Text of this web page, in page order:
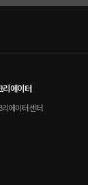
리에이터
리에이터 센터